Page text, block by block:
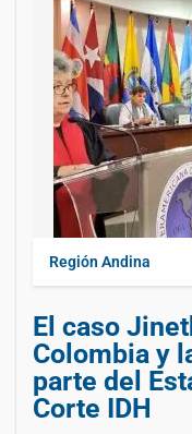
Región Andina
El caso
Colombia y
parte del
Corte IDH